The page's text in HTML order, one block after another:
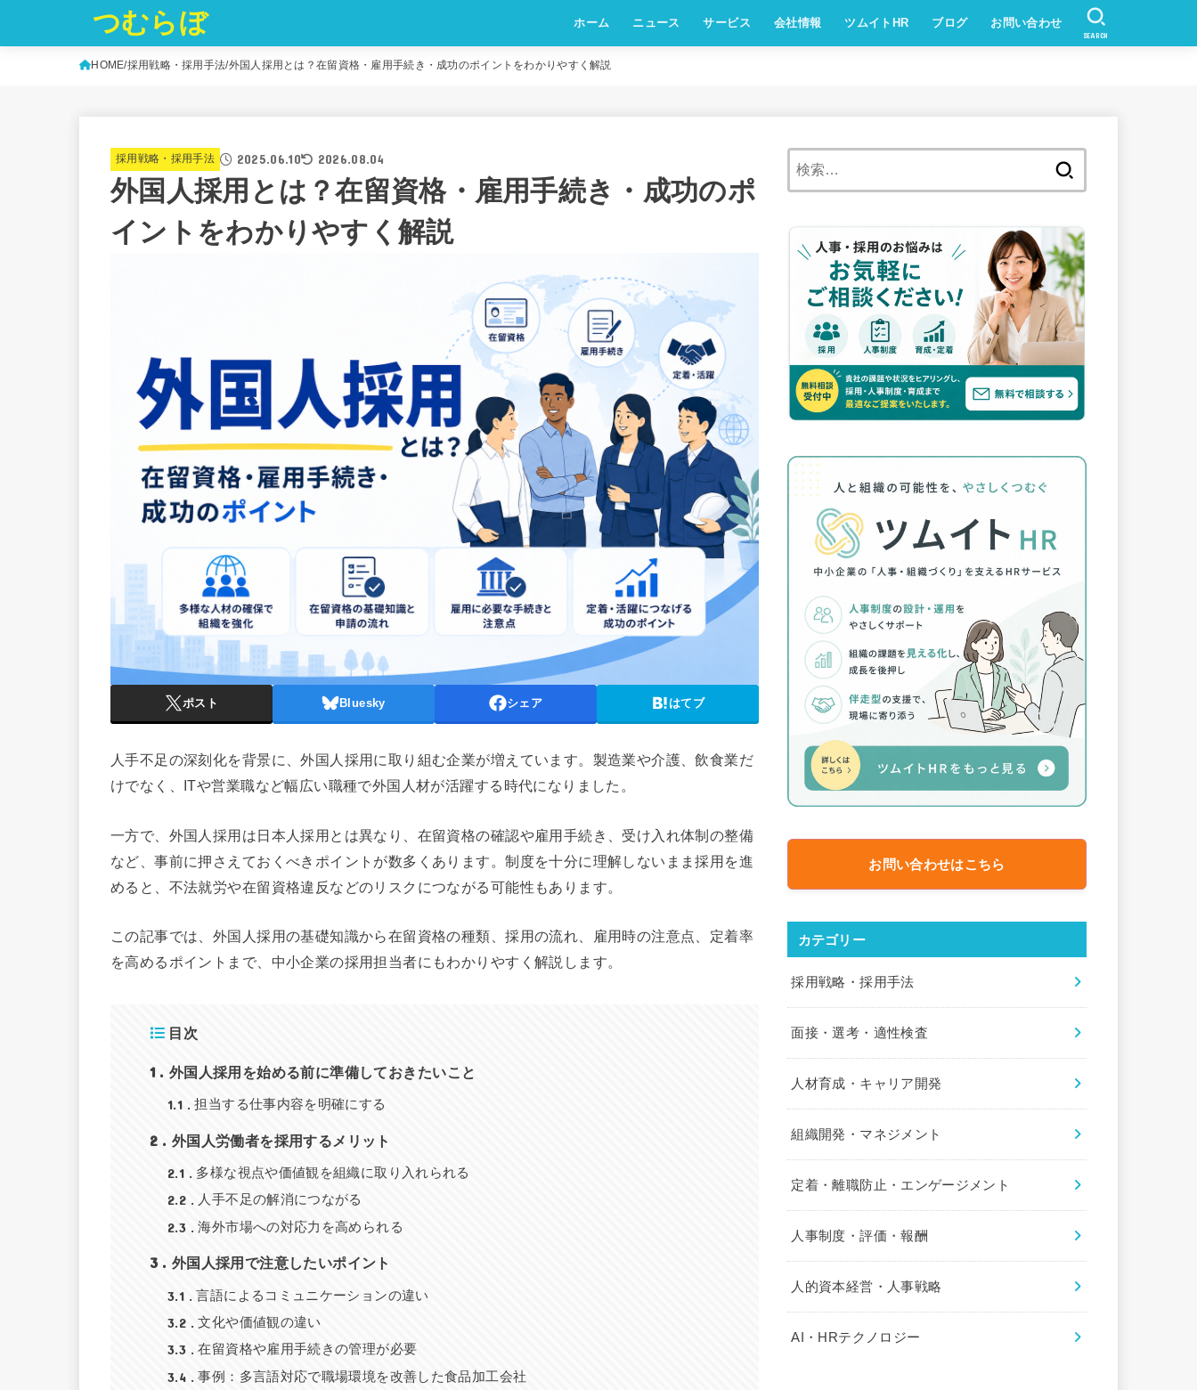
つむらぼ ホーム ニュース サービス 会社情報 ツムイトHR ブログ お問い合わせ
SEARCH
HOME 採用戦略・採用手法 外国人採用とは？在留資格・雇用手続き・成功のポイントをわかりやすく解説
採用戦略・採用手法 2025.06.10 2026.08.04
外国人採用とは？在留資格・雇用手続き・成功のポ
イントをわかりやすく解説
ポスト Bluesky シェア はてブ
人手不足の深刻化を背景に、外国人採用に取り組む企業が増えています。製造業や介護、飲食業だ
けでなく、ITや営業職など幅広い職種で外国人材が活躍する時代になりました。
一方で、外国人採用は日本人採用とは異なり、在留資格の確認や雇用手続き、受け入れ体制の整備
など、事前に押さえておくべきポイントが数多くあります。制度を十分に理解しないまま採用を進
めると、不法就労や在留資格違反などのリスクにつながる可能性もあります。
この記事では、外国人採用の基礎知識から在留資格の種類、採用の流れ、雇用時の注意点、定着率
を高めるポイントまで、中小企業の採用担当者にもわかりやすく解説します。
目次
1 外国人採用を始める前に準備しておきたいこと
1.1 担当する仕事内容を明確にする
2 外国人労働者を採用するメリット
2.1 多様な視点や価値観を組織に取り入れられる
2.2 人手不足の解消につながる
2.3 海外市場への対応力を高められる
3 外国人採用で注意したいポイント
3.1 言語によるコミュニケーションの違い
3.2 文化や価値観の違い
3.3 在留資格や雇用手続きの管理が必要
3.4 事例：多言語対応で職場環境を改善した食品加工会社
お問い合わせはこちら
カテゴリー
採用戦略・採用手法
面接・選考・適性検査
人材育成・キャリア開発
組織開発・マネジメント
定着・離職防止・エンゲージメント
人事制度・評価・報酬
人的資本経営・人事戦略
AI・HRテクノロジー